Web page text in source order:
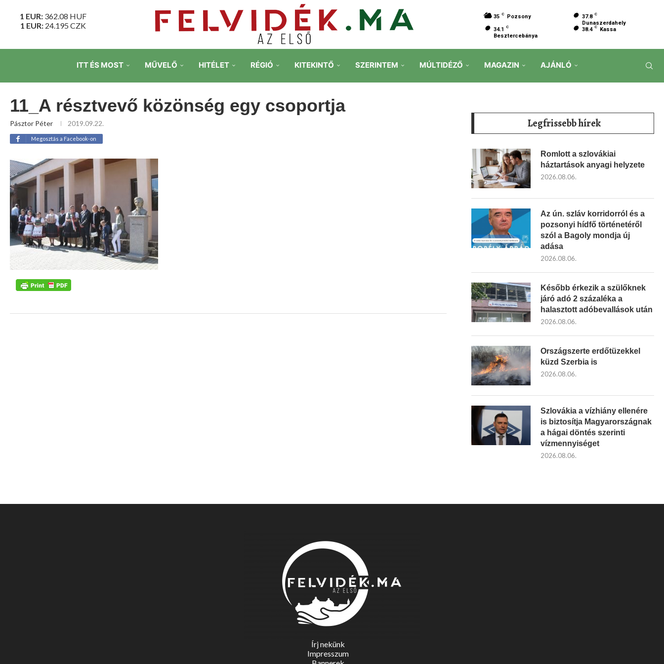
1 EUR: 362.08 HUF
1 EUR: 24.195 CZK
35 C Pozsony 37.8 C
Dunaszerdahely
34.1 C
Besztercebánya
38.4 C Kassa
ITT ÉS MOST MŰVELŐ HITÉLET RÉGIÓ KITEKINTŐ SZERINTEM MÚLTIDÉZŐ MAGAZIN AJÁNLÓ
11_A résztvevő közönség egy csoportja
Pásztor Péter 2019.09.22.
Megosztás a Facebook-on
Legfrissebb hírek
Romlott a szlovákiai
háztartások anyagi helyzete
2026.08.06.
Az ún. szláv korridorról és a
pozsonyi hídfő történetéről
szól a Bagoly mondja új
adása
2026.08.06.
Később érkezik a szülőknek
járó adó 2 százaléka a
halasztott adóbevallások után
2026.08.06.
Országszerte erdőtüzekkel
küzd Szerbia is
2026.08.06.
Szlovákia a vízhiány ellenére
is biztosítja Magyarországnak
a hágai döntés szerinti
vízmennyiséget
2026.08.06.
Írj nekünk
Impresszum